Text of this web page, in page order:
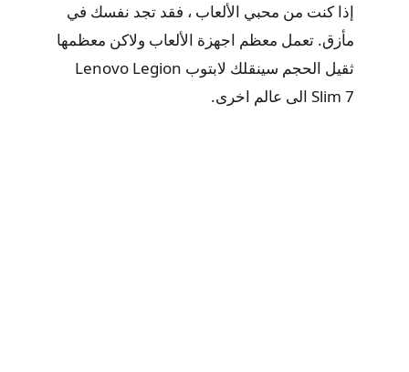
إذا كنت من محبي الألعاب ، فقد تجد نفسك في
مأزق. تعمل معظم اجهزة الألعاب ولاكن معظمها
ثقيل الحجم سينقلك لابتوب Lenovo Legion
Slim 7 الى عالم اخرى.